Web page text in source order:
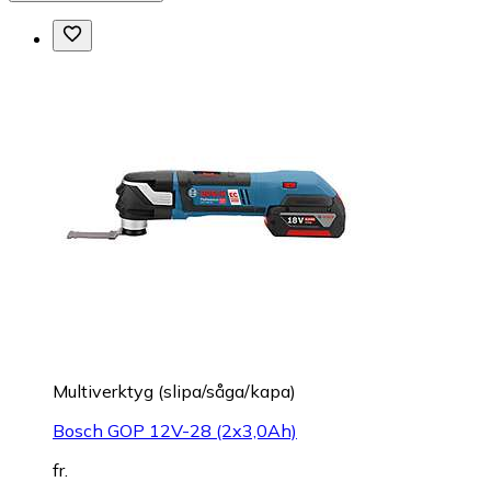
Multiverktyg (slipa/såga/kapa)
Bosch GOP 12V-28 (2x3,0Ah)
fr.